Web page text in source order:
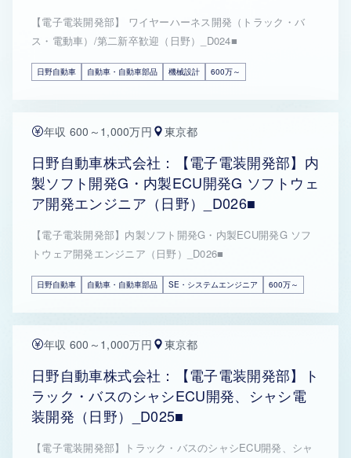
【電子電装開発部】 ワイヤーハーネス開発（トラック・バ
ス・電動車）/第二新卒歓迎（日野）_D024■
日野自動車 自動車・自動車部品 機械設計 600万～
年収 600～1,000万円 東京都
日野自動車株式会社：【電子電装開発部】内
製ソフト開発G・内製ECU開発G ソフトウェ
ア開発エンジニア（日野）_D026■
【電子電装開発部】内製ソフト開発G・内製ECU開発G ソフ
トウェア開発エンジニア（日野）_D026■
日野自動車 自動車・自動車部品 SE・システムエンジニア 600万～
年収 600～1,000万円 東京都
日野自動車株式会社：【電子電装開発部】ト
ラック・バスのシャシECU開発、シャシ電
装開発（日野）_D025■
【電子電装開発部】トラック・バスのシャシECU開発、シャ